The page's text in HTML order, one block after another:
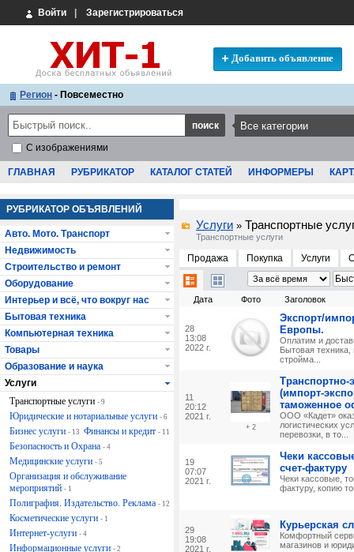
Войти Зарегистрироваться
Добавить объявление
Регион - Повсеместно
С изображениями
ГЛАВНАЯ РУБРИКАТОР КАТАЛОГ СТАТЕЙ ИНФОРМЕРЫ
Услуги » Транспортные
Транспортные услуги
Продажа Покупка Услуги
Дата Фото Заголовок
28
13:08
2022 г.
Экспорт/
Европы.
Оплатим и
Бытовая
стройма...
11
20:12
2021 г.
+ 2
Транспортно-
(импорт-
таможенное
ООО «Кадет»
логистических
перевозки, в то...
19
07:07
2021 г.
Чеки
счет-фактуру
Чеки кассовые,
фактуру, копию
29
19:08
2021 г.
Курьерская
Комфортный
магазинов и
РУБРИКАТОР ОБЪЯВЛЕНИЙ
Авто. Мото. Транспорт
Недвижимость
Строительство и ремонт
Оборудование
Интерьер и всё, что вокруг нас
Бытовая техника
Компьютерная техника
Товары
Образование и наука
Услуги
Транспортные услуги - 9
Юридические и нотариальные услуги - 6
Бизнес услуги - 13 Финансы и кредит - 11
Безопасность и Охрана - 4
Медицинские услуги - 5
Организация и обслуживание
мероприятий - 1
Полиграфия. Издательство. Реклама - 12
Косметические услуги - 1
Интернет-услуги - 4
Информационные услуги - 2